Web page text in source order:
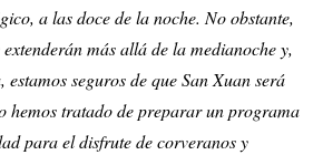
a las doce de la noche. No obstante,
más allá de la medianoche y,
seguros de que San Xuan será
hemos tratado de preparar un programa
para el disfrute de corveranos y